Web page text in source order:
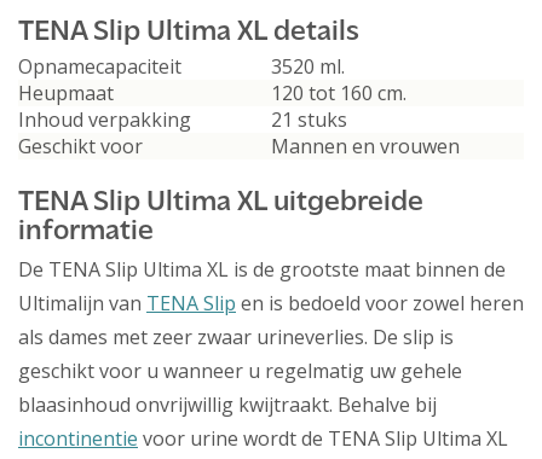
TENA Slip Ultima XL details
Opnamecapaciteit
3520 ml.
Heupmaat
120 tot 160 cm.
Inhoud verpakking
21 stuks
Geschikt voor
Mannen en vrouwen
TENA Slip Ultima XL uitgebreide
informatie
De TENA Slip Ultima XL is de grootste maat binnen de
Ultimalijn van TENA Slip en is bedoeld voor zowel heren
als dames met zeer zwaar urineverlies. De slip is
geschikt voor u wanneer u regelmatig uw gehele
blaasinhoud onvrijwillig kwijtraakt. Behalve bij
incontinentie voor urine wordt de TENA Slip Ultima XL